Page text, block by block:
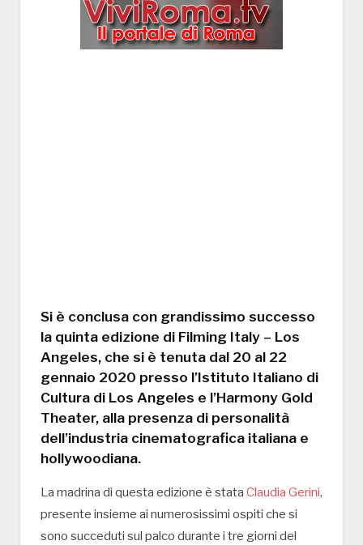
Si è conclusa con grandissimo successo
la quinta edizione di Filming Italy – Los
Angeles, che si è tenuta dal 20 al 22
gennaio 2020 presso l’Istituto Italiano di
Cultura di Los Angeles e l’Harmony Gold
Theater, alla presenza di personalità
dell’industria cinematografica italiana e
hollywoodiana.
La madrina di questa edizione è stata Claudia Gerini,
presente insieme ai numerosissimi ospiti che si
sono succeduti sul palco durante i tre giorni del